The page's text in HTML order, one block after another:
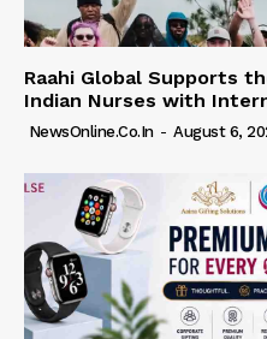
Raahi Global Supports
Indian Nurses with
NewsOnline.co.in - August 6,